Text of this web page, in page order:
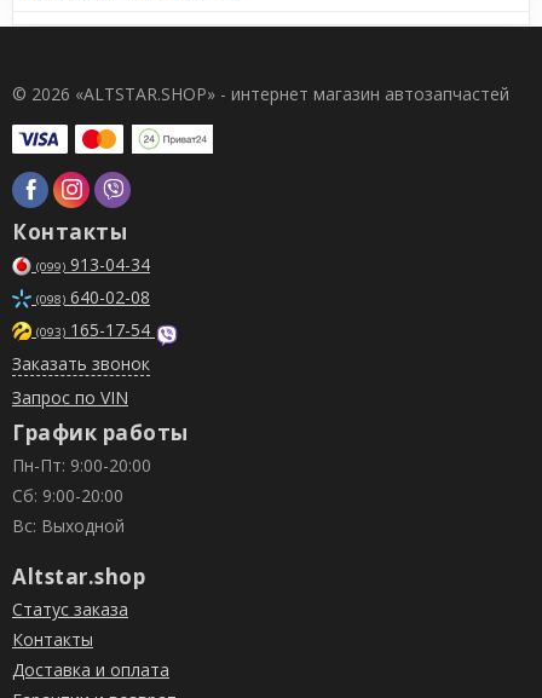
© 2026 «ALTSTAR.SHOP» - интернет магазин автозапчастей
Контакты
(099) 913-04-34
(098) 640-02-08
(093) 165-17-54
Заказать звонок
Запрос по VIN
График работы
Пн-Пт: 9:00-20:00
Сб: 9:00-20:00
Вс: Выходной
Altstar.shop
Статус заказа
Контакты
Доставка и оплата